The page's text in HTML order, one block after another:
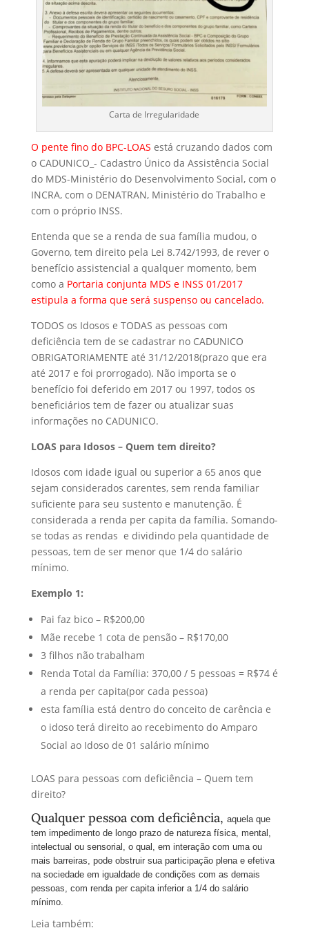
Carta de Irregularidade
O pente fino do BPC-LOAS está cruzando dados com
o CADUNICO_- Cadastro Único da Assistência Social
do MDS-Ministério do Desenvolvimento Social, com o
INCRA, com o DENATRAN, Ministério do Trabalho e
com o próprio INSS.
Entenda que se a renda de sua família mudou, o
Governo, tem direito pela Lei 8.742/1993, de rever o
benefício assistencial a qualquer momento, bem
como a Portaria conjunta MDS e INSS 01/2017
estipula a forma que será suspenso ou cancelado.
TODOS os Idosos e TODAS as pessoas com
deficiência tem de se cadastrar no CADUNICO
OBRIGATORIAMENTE até 31/12/2018(prazo que era
até 2017 e foi prorrogado). Não importa se o
benefício foi deferido em 2017 ou 1997, todos os
beneficiários tem de fazer ou atualizar suas
informações no CADUNICO.
LOAS para Idosos – Quem tem direito?
Idosos com idade igual ou superior a 65 anos que
sejam considerados carentes, sem renda familiar
suficiente para seu sustento e manutenção. É
considerada a renda per capita da família. Somando-
se todas as rendas e dividindo pela quantidade de
pessoas, tem de ser menor que 1/4 do salário
mínimo.
Exemplo 1:
Pai faz bico – R$200,00
Mãe recebe 1 cota de pensão – R$170,00
3 filhos não trabalham
Renda Total da Família: 370,00 / 5 pessoas = R$74 é
a renda per capita(por cada pessoa)
esta família está dentro do conceito de carência e
o idoso terá direito ao recebimento do Amparo
Social ao Idoso de 01 salário mínimo
LOAS para pessoas com deficiência – Quem tem
direito?
Qualquer pessoa com deficiência, aquela que
tem impedimento de longo prazo de natureza física, mental,
intelectual ou sensorial, o qual, em interação com uma ou
mais barreiras, pode obstruir sua participação plena e efetiva
na sociedade em igualdade de condições com as demais
pessoas, com renda per capita inferior a 1/4 do salário
mínimo.
Leia também: